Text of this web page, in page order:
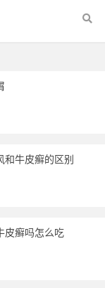
牛皮癣的区别
皮癣吗怎么吃